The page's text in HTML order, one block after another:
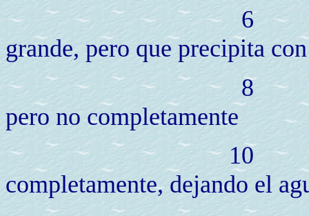
grande, pero que precipita
pero no completamente
completamente, dejando el